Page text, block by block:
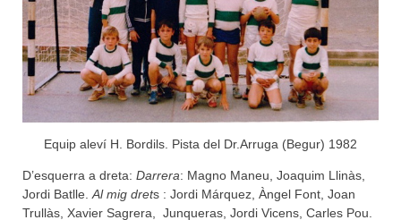
Equip aleví H. Bordils. Pista del Dr.Arruga (Begur) 1982
D’esquerra a dreta: Darrera: Magno Maneu, Joaquim Llinàs,
Jordi Batlle. Al mig drets : Jordi Márquez, Àngel Font, Joan
Trullàs, Xavier Sagrera, Junqueras, Jordi Vicens, Carles Pou.